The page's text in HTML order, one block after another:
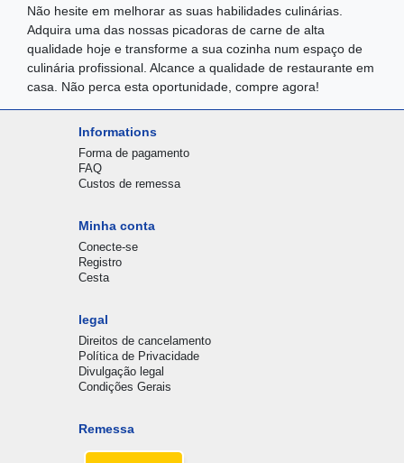
Não hesite em melhorar as suas habilidades culinárias.
Adquira uma das nossas picadoras de carne de alta
qualidade hoje e transforme a sua cozinha num espaço de
culinária profissional. Alcance a qualidade de restaurante em
casa. Não perca esta oportunidade, compre agora!
Informations
Forma de pagamento
FAQ
Custos de remessa
Minha conta
Conecte-se
Registro
Cesta
legal
Direitos de cancelamento
Política de Privacidade
Divulgação legal
Condições Gerais
Remessa